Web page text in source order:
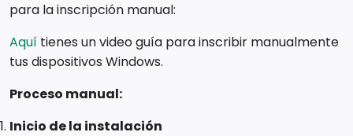
para la inscripción manual:
Aquí tienes un video guía para inscribir manualmente
tus dispositivos Windows.
Proceso manual:
Inicio de la instalación